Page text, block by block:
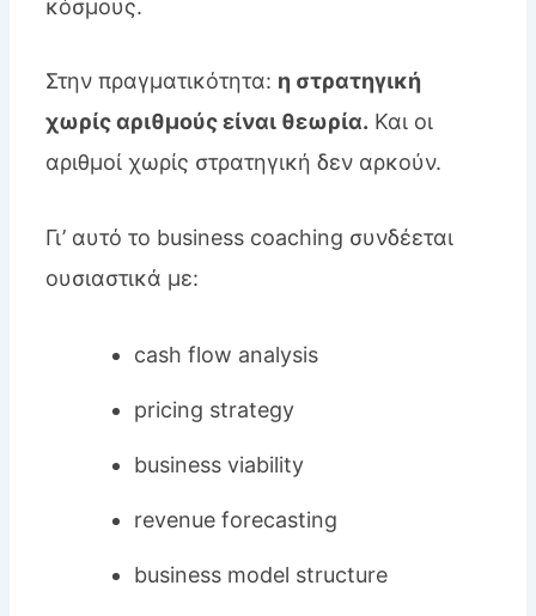
κόσμους.
Στην πραγματικότητα: η στρατηγική
χωρίς αριθμούς είναι θεωρία. Και οι
αριθμοί χωρίς στρατηγική δεν αρκούν.
Γι’ αυτό το business coaching συνδέεται
ουσιαστικά με:
cash flow analysis
pricing strategy
business viability
revenue forecasting
business model structure